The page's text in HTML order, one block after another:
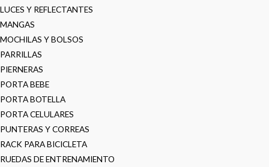
LUCES Y REFLECTANTES
MANGAS
MOCHILAS Y BOLSOS
PARRILLAS
PIERNERAS
PORTA BEBE
PORTA BOTELLA
PORTA CELULARES
PUNTERAS Y CORREAS
RACK PARA BICICLETA
RUEDAS DE ENTRENAMIENTO